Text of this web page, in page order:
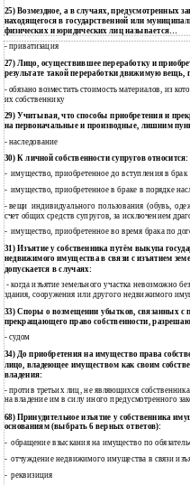
25) Возмездное, а в случаях, предусмотренных
находящегося в государственной или
физических и юридических лиц называется…
- приватизация
27) Лицо, осуществившее переработку и
результате такой переработки движимую вещь,
- обязано возместить стоимость материалов, из
их собственнику
29) Учитывая, что способы приобретения и
на первоначальные и производные, лишним
- наследование
30) К личной собственности супругов относится:
- имущество, приобретенное до вступления в брак
- имущество, приобретенное в браке в порядке
- вещи индивидуального пользования (обувь,
счет общих средств супругов, за исключением
- имущество, приобретенное во время брака по
31) Изъятие у собственника путём выкупа
недвижимого имущества в связи с изъятием
допускается в случаях:
- когда изъятие земельного участка невозможно
здания, сооружения или другого недвижимого
33) Споры о возмещении убытков, связанных с
прекращающего право собственности,
- судом
34) До приобретения на имущество права
лицо, владеющее имуществом как своим
владения:
- против третьих лиц, не являющихся
на владение им в силу иного предусмотренного
68) Принудительное изъятие у собственника
основаниям (выбрать 6 верных ответов):
- обращение взыскания на имущество по
- отчуждение недвижимого имущества в связи
- реквизиция